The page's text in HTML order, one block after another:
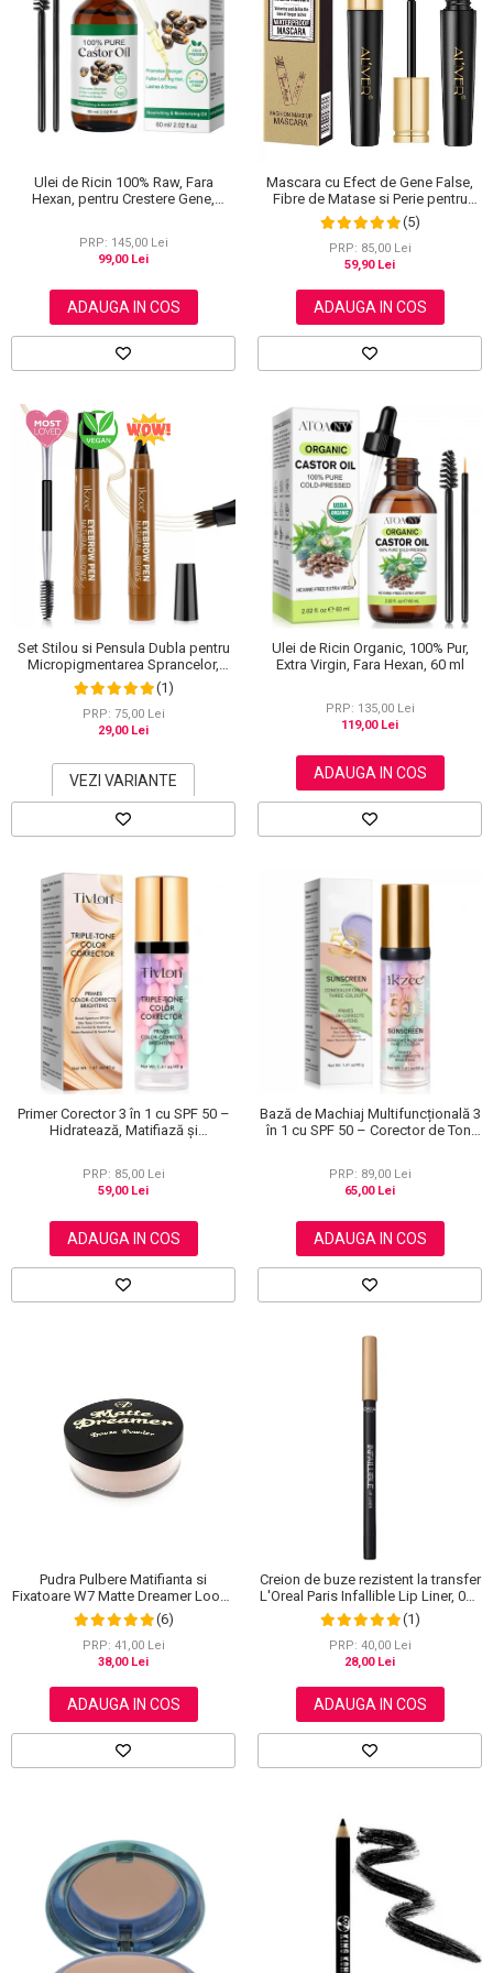
Scrub / Balsam de buze
Netestate pe Animale
Ulei de Ricin 100% Raw, Fara
Hexan, pentru Crestere Gene,
PRP: 145,00 Lei
99,00 Lei
ADAUGA IN COS
Mascara cu Efect de Gene False,
Fibre de Matase si Perie pentru
Curbare, Aliver 4D Extra Volume,
Waterproof, Negru,10 g
(5)
PRP: 85,00 Lei
59,90 Lei
ADAUGA IN COS
Set Stilou si Pensula Dubla pentru
Micropigmentarea Sprancelor,
Efect Natural de Microblading,
Aspect de Sprancene Pline
(1)
PRP: 75,00 Lei
29,00 Lei
VEZI VARIANTE
Ulei de Ricin Organic, 100% Pur,
Extra Virgin, Fara Hexan, 60 ml
PRP: 135,00 Lei
119,00 Lei
ADAUGA IN COS
Primer Corector 3 în 1 cu SPF 50 –
Hidratează, Matifiază și
PRP: 85,00 Lei
59,00 Lei
ADAUGA IN COS
Bază de Machiaj Multifuncțională 3
în 1 cu SPF 50 – Corector de Ton,
PRP: 89,00 Lei
65,00 Lei
ADAUGA IN COS
Pudra Pulbere Matifianta si
Fixatoare W7 Matte Dreamer Loose
Powder - Classy Cameo, 20g
(6)
PRP: 41,00 Lei
38,00 Lei
ADAUGA IN COS
Creion de buze rezistent la transfer
L'Oreal Paris Infallible Lip Liner, 001
Highlight On Point
(1)
PRP: 40,00 Lei
28,00 Lei
ADAUGA IN COS